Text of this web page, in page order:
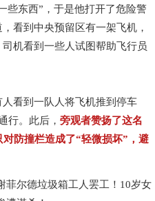
些东西”，于是他打开了危险警
看到中央预留区有一架飞机，
机看到一些人试图帮助飞行员
看到一队人将飞机推到停车
行。此后， 旁观者赞扬了这名
防撞栏造成了“轻微损坏”，避